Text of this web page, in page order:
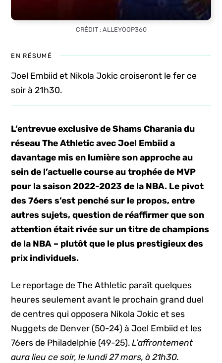
CRÉDIT : ALLEYOOP360
EN RÉSUMÉ
Joel Embiid et Nikola Jokic croiseront le fer ce
soir à 21h30.
L’entrevue exclusive de Shams Charania du
réseau The Athletic avec Joel Embiid a
davantage mis en lumière son approche au
sein de l’actuelle course au trophée de MVP
pour la saison 2022-2023 de la NBA. Le pivot
des 76ers s’est penché sur le propos, entre
autres sujets, question de réaffirmer que son
attention était rivée sur un titre de champions
de la NBA – plutôt que le plus prestigieux des
prix individuels.
Le reportage de The Athletic paraît quelques
heures seulement avant le prochain grand duel
de centres qui opposera Nikola Jokic et ses
Nuggets de Denver (50-24) à Joel Embiid et les
76ers de Philadelphie (49-25).L’affrontement
aura lieu ce soir, le lundi 27 mars, à 21h30.